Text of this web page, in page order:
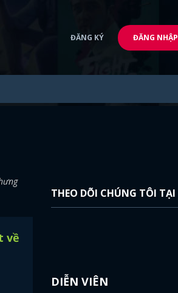
ĐĂNG KÝ ĐĂNG NHẬP
về
THEO DÕI CHÚNG TÔI TẠI
DIỄN VIÊN